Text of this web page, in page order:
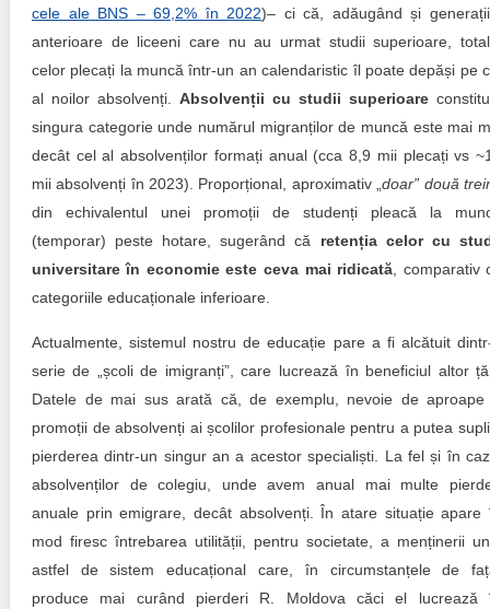
cele ale BNS – 69,2% în 2022)– ci că, adăugând și
anterioare de liceeni care nu au urmat studii superioare,
celor plecați la muncă într-un an calendaristic îl poate depăși pe
al noilor absolvenți. Absolvenții cu studii superioare
singura categorie unde numărul migranților de muncă este mai
decât cel al absolvenților formați anual (cca 8,9 mii plecați vs
mii absolvenți în 2023). Proporțional, aproximativ „doar” două
din echivalentul unei promoții de studenți pleacă la
(temporar) peste hotare, sugerând că retenția celor cu
universitare în economie este ceva mai ridicată , comparativ
categoriile educaționale inferioare.
Actualmente, sistemul nostru de educație pare a fi alcătuit
serie de „școli de imigranți”, care lucrează în beneficiul altor
Datele de mai sus arată că, de exemplu, nevoie de
promoții de absolvenți ai școlilor profesionale pentru a putea
pierderea dintr-un singur an a acestor specialiști. La fel și în
absolvenților de colegiu, unde avem anual mai multe
anuale prin emigrare, decât absolvenți. În atare situație apare
mod firesc întrebarea utilității, pentru societate, a menținerii
astfel de sistem educațional care, în circumstanțele de
produce mai curând pierderi R. Moldova căci el lucrează